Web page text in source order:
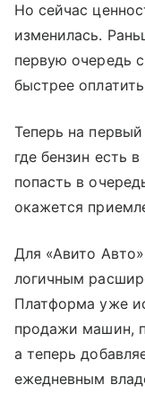
Но сейчас
изменилась.
первую очередь
быстрее
Теперь на
где бензин есть
попасть в
окажется
Для «Авито
логичным
Платформа уже
продажи машин,
а теперь
ежедневным